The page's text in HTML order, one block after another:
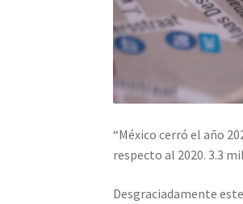
“México cerró el año
respecto al 2020. 3.3
Desgraciadamente